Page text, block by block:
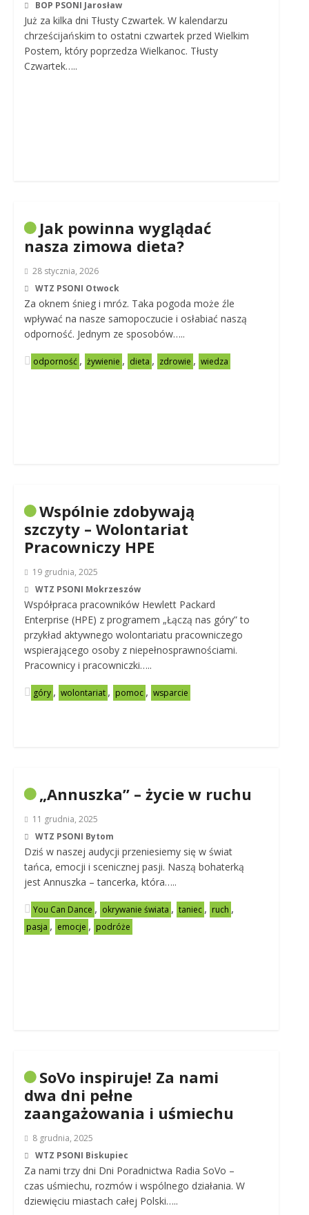
BOP PSONI Jarosław
Już za kilka dni Tłusty Czwartek. W kalendarzu
chrześcijańskim to ostatni czwartek przed Wielkim
Postem, który poprzedza Wielkanoc. Tłusty
Czwartek…..
Jak powinna wyglądać
nasza zimowa dieta?
28 stycznia, 2026
WTZ PSONI Otwock
Za oknem śnieg i mróz. Taka pogoda może źle
wpływać na nasze samopoczucie i osłabiać naszą
odporność. Jednym ze sposobów…..
odporność , żywienie , dieta , zdrowie , wiedza
Wspólnie zdobywają
szczyty – Wolontariat
Pracowniczy HPE
19 grudnia, 2025
WTZ PSONI Mokrzeszów
Współpraca pracowników Hewlett Packard
Enterprise (HPE) z programem „Łączą nas góry” to
przykład aktywnego wolontariatu pracowniczego
wspierającego osoby z niepełnosprawnościami.
Pracownicy i pracowniczki…..
góry , wolontariat , pomoc , wsparcie
„Annuszka” – życie w ruchu
11 grudnia, 2025
WTZ PSONI Bytom
Dziś w naszej audycji przeniesiemy się w świat
tańca, emocji i scenicznej pasji. Naszą bohaterką
jest Annuszka – tancerka, która…..
You Can Dance , okrywanie świata , taniec , ruch ,
pasja , emocje , podróże
SoVo inspiruje! Za nami
dwa dni pełne
zaangażowania i uśmiechu
8 grudnia, 2025
WTZ PSONI Biskupiec
Za nami trzy dni Dni Poradnictwa Radia SoVo –
czas uśmiechu, rozmów i wspólnego działania. W
dziewięciu miastach całej Polski…..